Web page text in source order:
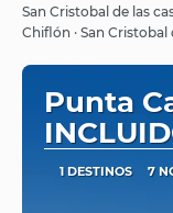
San Cristobal de las
Chiflón · San Cristobal
Punta
1 DESTINOS 7